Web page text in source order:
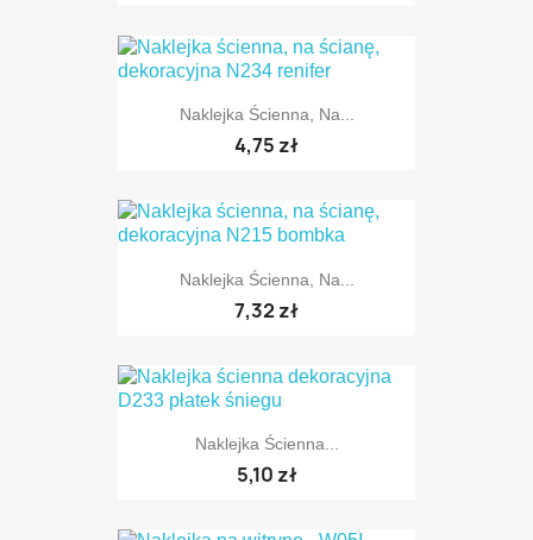
TYLKO ONLINE
Naklejka Ścienna, Na...
4,75 zł
TYLKO ONLINE
Naklejka Ścienna, Na...
7,32 zł
TYLKO ONLINE
Naklejka Ścienna...
5,10 zł